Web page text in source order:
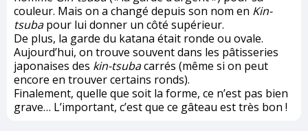
couleur. Mais on a changé depuis son nom en Kin-
tsubapour lui donner un côté supérieur.
De plus, la garde du katana était ronde ou ovale.
Aujourd’hui, on trouve souvent dans les pâtisseries
japonaises des kin-tsubacarrés (même si on peut
encore en trouver certains ronds).
Finalement, quelle que soit la forme, ce n’est pas bien
grave… L’important, c’est que ce gâteau est très bon !